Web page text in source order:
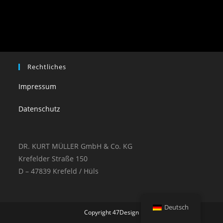
Rechtliches
Impressum
Datenschutz
DR. KURT MÜLLER GmbH & Co. KG
Krefelder Straße 150
D – 47839 Krefeld / Hüls
Copyright 47Design
Deutsch